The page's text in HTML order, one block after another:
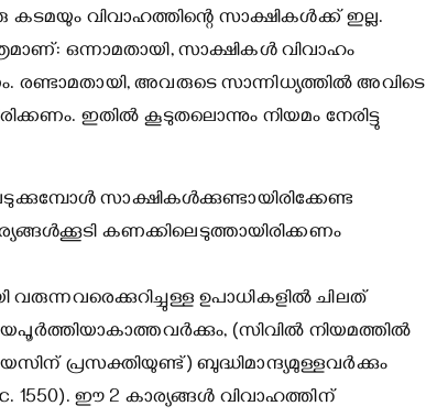
വിവാഹത്തിന്റെ സാക്ഷികള്‍ക്ക് ഇല്ല.
ഒന്നാമതായി, സാക്ഷികള്‍ വിവാഹം
രണ്ടാമതായി, അവരുടെ സാന്നിധ്യത്തില്‍ അവിടെ
ഇതില്‍ കൂടുതലൊന്നും നിയമം നേരിട്ടു
സാക്ഷികള്‍ക്കുണ്ടായിരിക്കേണ്ട
കണക്കിലെടുത്തായിരിക്കണം
വരുന്നവരെക്കുറിച്ചുള്ള ഉപാധികളില്‍ ചിലത്
(സിവില്‍ നിയമത്തില്‍
പ്രസക്തിയുണ്ട്) ബുദ്ധിമാന്ദ്യമുള്ളവര്‍ക്കും
c. 1550). ഈ 2 കാര്യങ്ങള്‍ വിവാഹത്തിന്